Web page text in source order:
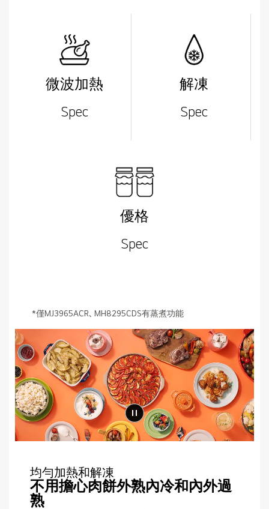
微波加熱
Spec
解凍
Spec
優格
Spec
*僅MJ3965ACR、MH8295CDS有蒸煮功能
均勻加熱和解凍
不用擔心肉餅外熟內冷和內外過
熟